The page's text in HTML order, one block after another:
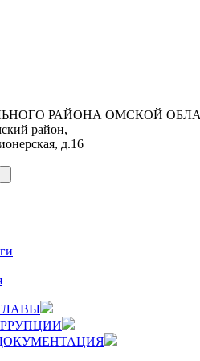
РАЙОНА ОМСКОЙ
район,
д.16